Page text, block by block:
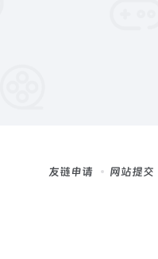
友链申请 网站提交